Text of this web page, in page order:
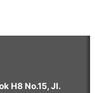
H8 No.15, Jl.